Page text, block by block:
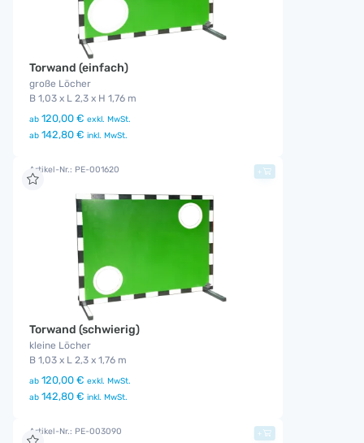
Torwand (einfach)
große Löcher
B 1,03 x L 2,3 x H 1,76 m
ab 120,00 € exkl. MwSt.
ab 142,80 € inkl. MwSt.
Artikel-Nr.: PE-001620
Torwand (schwierig)
kleine Löcher
B 1,03 x L 2,3 x 1,76 m
ab 120,00 € exkl. MwSt.
ab 142,80 € inkl. MwSt.
+
Artikel-Nr.: PE-003090 +